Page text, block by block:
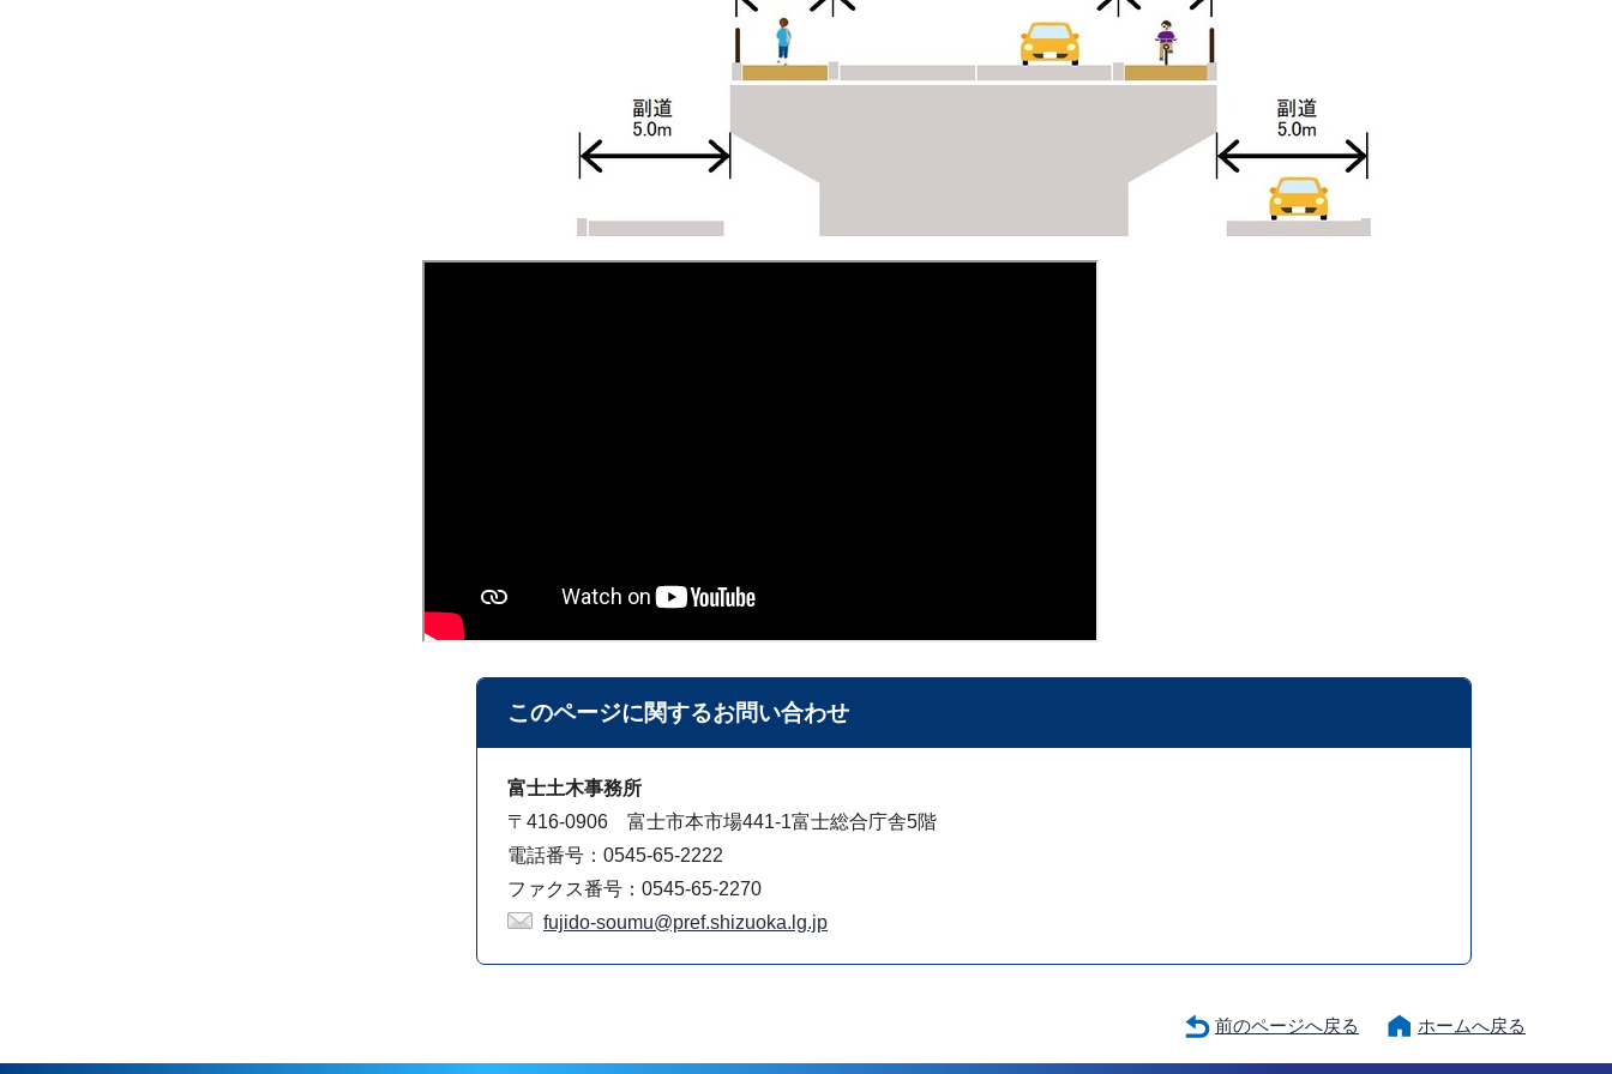
このページに関するお問い合わせ
富士土木事務所
〒416-0906 富士市本市場441-1富士総合庁舎5階
電話番号：0545-65-2222
ファクス番号：0545-65-2270
fujido-soumu@pref.shizuoka.lg.jp
前のページへ戻る ホームへ戻る